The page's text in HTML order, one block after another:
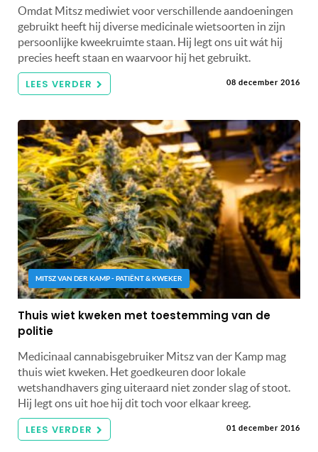
Omdat Mitsz mediwiet voor verschillende aandoeningen
gebruikt heeft hij diverse medicinale wietsoorten in zijn
persoonlijke kweekruimte staan. Hij legt ons uit wát hij
precies heeft staan en waarvoor hij het gebruikt.
LEES VERDER 08 december 2016
MITSZ VAN DER KAMP - PATIËNT & KWEKER
Thuis wiet kweken met toestemming van de
politie
Medicinaal cannabisgebruiker Mitsz van der Kamp mag
thuis wiet kweken. Het goedkeuren door lokale
wetshandhavers ging uiteraard niet zonder slag of stoot.
Hij legt ons uit hoe hij dit toch voor elkaar kreeg.
LEES VERDER 01 december 2016